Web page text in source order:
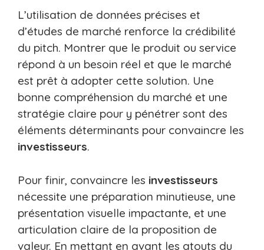
L’utilisation de données précises et
d’études de marché renforce la crédibilité
du pitch. Montrer que le produit ou service
répond à un besoin réel et que le marché
est prêt à adopter cette solution. Une
bonne compréhension du marché et une
stratégie claire pour y pénétrer sont des
éléments déterminants pour convaincre les
investisseurs.
Pour finir, convaincre les investisseurs
nécessite une préparation minutieuse, une
présentation visuelle impactante, et une
articulation claire de la proposition de
valeur. En mettant en avant les atouts du